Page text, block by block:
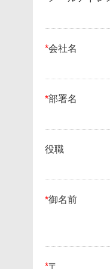
*会社名
*部署名
役職
*御名前
*〒